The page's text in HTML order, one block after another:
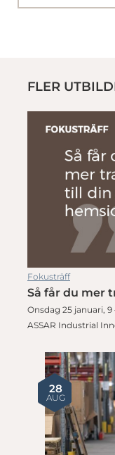
FLER
Fokusträff
Så får du mer
Onsdag 25 januari, 9
ASSAR Industrial
28
AUG